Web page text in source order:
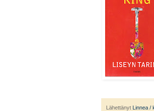
Lähettänyt Linnea